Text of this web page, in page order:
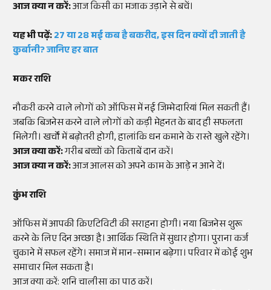
आज क्या न करें:आज किसी का मजाक उड़ाने से बचें।
यह भी पढ़ें:27 या 28 मई कब है बकरीद, इस दिन क्यों दी जाती है
कुर्बानी? जानिए हर बात
मकर राशि
नौकरी करने वाले लोगों को ऑफिस में नई जिम्मेदारियां मिल सकती हैं।
जबकि बिजनेस करने वाले लोगों को कड़ी मेहनत के बाद ही सफलता
मिलेगी। खर्चों में बढ़ोतरी होगी, हालांकि धन कमाने के रास्ते खुले रहेंगे।
आज क्या करें:गरीब बच्चों को किताबें दान करें।
आज क्या न करें:आज आलस को अपने काम के आड़े न आने दें।
कुंभ राशि
ऑफिस में आपकी क्रिएटिविटी की सराहना होगी। नया बिजनेस शुरू
करने के लिए दिन अच्छा है। आर्थिक स्थिति में सुधार होगा। पुराना कर्ज
चुकाने में सफल रहेंगे। समाज में मान-सम्मान बढ़ेगा। परिवार में कोई शुभ
समाचार मिल सकता है।
आज क्या करें: शनि चालीसा का पाठ करें।